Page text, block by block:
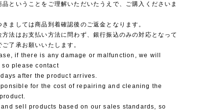
品ということをご理解いただいたうえで、ご購入くださいま
ましては商品到着確認後のご返金となります。
方法はお支払い方法に問わず、銀行振込のみの対応となって
了承お願いいたします。
if there is any damage or malfunction, we will
so please contact
after the product arrives.
for the cost of repairing and cleaning the
sell products based on our sales standards, so